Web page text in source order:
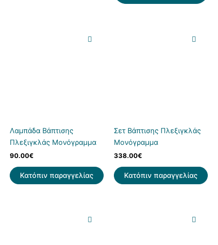
Λαμπάδα Βάπτισης
Πλεξιγκλάς Μονόγραμμα
90.00€
Κατόπιν παραγγελίας
Σετ Βάπτισης Πλεξιγκλάς
Μονόγραμμα
338.00€
Κατόπιν παραγγελίας